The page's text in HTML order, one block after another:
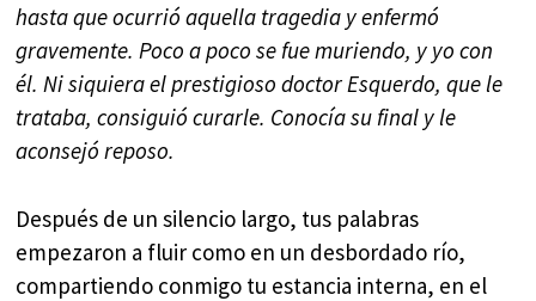
hasta que ocurrió aquella tragedia y enfermó
gravemente. Poco a poco se fue muriendo, y yo con
él.Ni siquiera el prestigioso doctor Esquerdo, que le
trataba, consiguió curarle. Conocía su final y le
aconsejó reposo.
Después de un silencio largo, tus palabras
empezaron a fluir como en un desbordado río,
compartiendo conmigo tu estancia interna, en el